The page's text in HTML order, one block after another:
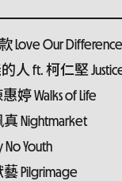
Love Our
人 ft. 柯仁堅 Justice
婷 Walks of Life
Nightmarket
Youth
Pilgrimage